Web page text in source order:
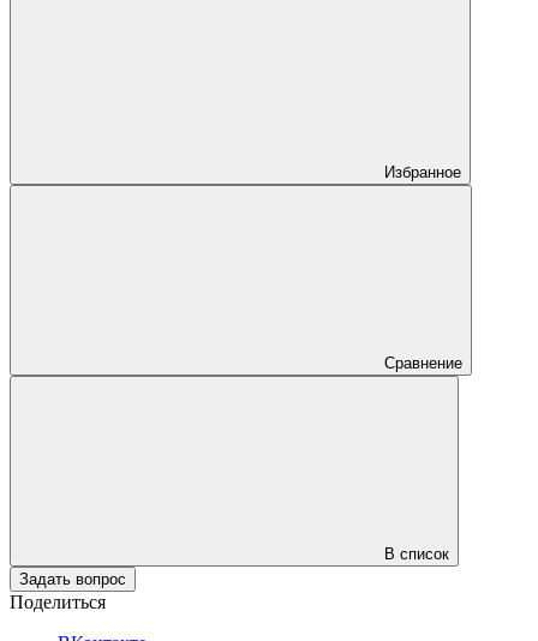
Избранное
Сравнение
В список
Задать вопрос
Поделиться